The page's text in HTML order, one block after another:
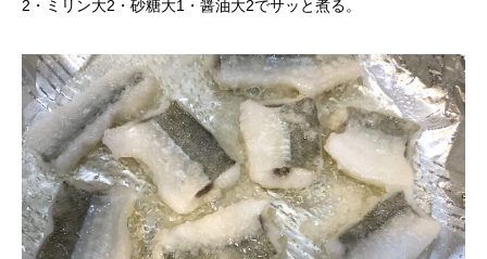
2・ミリン大2・砂糖大1・醤油大2でサッと煮る。